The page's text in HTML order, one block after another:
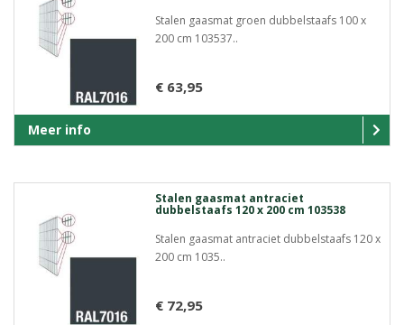
Stalen gaasmat groen dubbelstaafs 100 x
200 cm 103537..
€ 63,95
Meer info
Stalen gaasmat antraciet
dubbelstaafs 120 x 200 cm 103538
Stalen gaasmat antraciet dubbelstaafs 120 x
200 cm 1035..
€ 72,95